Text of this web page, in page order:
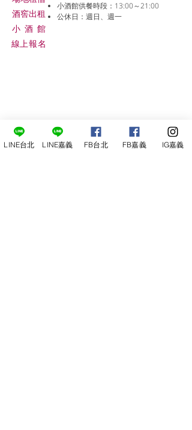
​酒窖出租
小酒 館
線上報名
小酒館供餐時段：13:00～21:00
公休日：週日、週一
LINE台北 LINE嘉義 FB台北 FB嘉義 IG嘉義